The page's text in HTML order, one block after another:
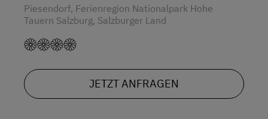
Piesendorf, Ferienregion Nationalpark Hohe
Tauern Salzburg, Salzburger Land
JETZT ANFRAGEN